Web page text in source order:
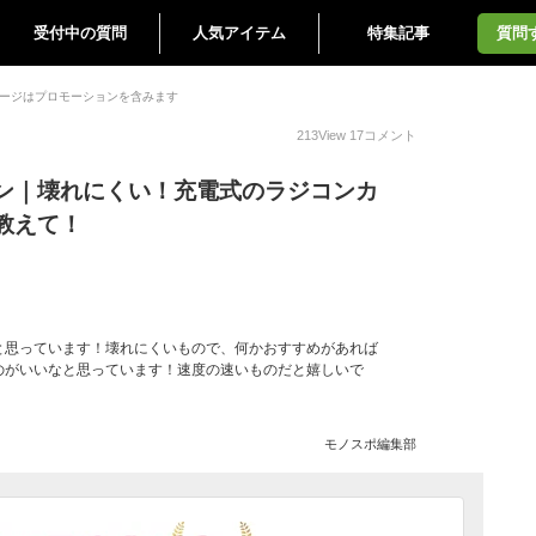
受付中の質問 人気アイテム 特集記事 質問
ジはプロモーションを含みます
213View 17コメント
｜壊れにくい！充電式のラジコンカ
えて！
っています！壊れにくいもので、何かおすすめがあれば
いいなと思っています！速度の速いものだと嬉しいで
モノスポ編集部